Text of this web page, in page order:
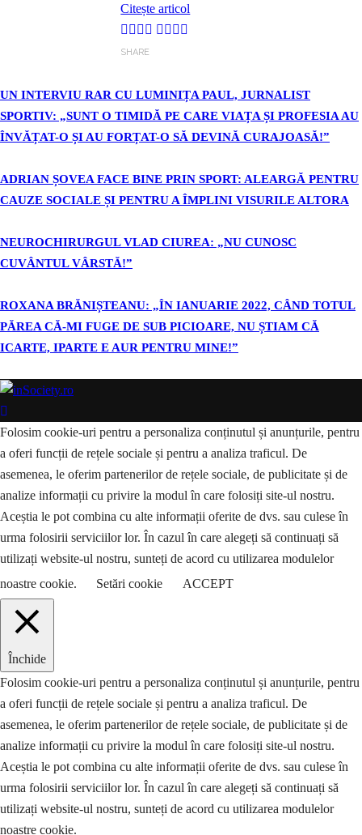
Citește articol
SHARE
UN INTERVIU RAR CU LUMINIȚA PAUL, JURNALIST
SPORTIV: „SUNT O TIMIDĂ PE CARE VIAȚA ȘI PROFESIA AU
ÎNVĂȚAT-O ȘI AU FORȚAT-O SĂ DEVINĂ CURAJOASĂ!”
ADRIAN ȘOVEA FACE BINE PRIN SPORT: ALEARGĂ PENTRU
CAUZE SOCIALE ȘI PENTRU A ÎMPLINI VISURILE ALTORA
NEUROCHIRURGUL VLAD CIUREA: „NU CUNOSC
CUVÂNTUL VÂRSTĂ!”
ROXANA BRĂNIȘTEANU: „ÎN IANUARIE 2022, CÂND TOTUL
PĂREA CĂ-MI FUGE DE SUB PICIOARE, NU ȘTIAM CĂ
ICARTE, IPARTE E AUR PENTRU MINE!”
Folosim cookie-uri pentru a personaliza conținutul și anunțurile, pentru
a oferi funcții de rețele sociale și pentru a analiza traficul. De
asemenea, le oferim partenerilor de rețele sociale, de publicitate și de
analize informații cu privire la modul în care folosiți site-ul nostru.
Aceștia le pot combina cu alte informații oferite de dvs. sau culese în
urma folosirii serviciilor lor. În cazul în care alegeți să continuați să
utilizați website-ul nostru, sunteți de acord cu utilizarea modulelor
noastre cookie.
Setări cookie ACCEPT
Închide
Folosim cookie-uri pentru a personaliza conținutul și anunțurile, pentru
a oferi funcții de rețele sociale și pentru a analiza traficul. De
asemenea, le oferim partenerilor de rețele sociale, de publicitate și de
analize informații cu privire la modul în care folosiți site-ul nostru.
Aceștia le pot combina cu alte informații oferite de dvs. sau culese în
urma folosirii serviciilor lor. În cazul în care alegeți să continuați să
utilizați website-ul nostru, sunteți de acord cu utilizarea modulelor
noastre cookie.